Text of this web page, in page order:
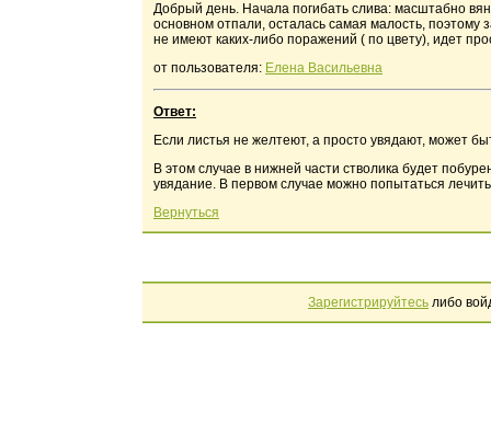
Добрый день. Начала погибать слива: масштабно
основном отпали, осталась самая малость,
не имеют каких-либо поражений ( по цвету), идет
от пользователя: Елена Васильевна
Ответ:
Если листья не желтеют, а просто увядают, может
В этом случае в нижней части стволика будет
увядание. В первом случае можно попытаться
Вернуться
Зарегистрируйтесь либо